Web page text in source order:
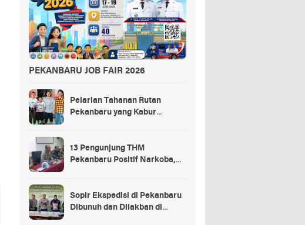
PEKANBARU JOB FAIR 2026
Pelarian Tahanan Rutan
Pekanbaru yang Kabur
13 Pengunjung THM
Pekanbaru Positif Narkoba,
Sopir Ekspedisi di Pekanbaru
Dibunuh dan Dilakban di